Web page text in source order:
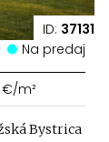
ID: 37131
Na predaj
€/m²
Bystrica